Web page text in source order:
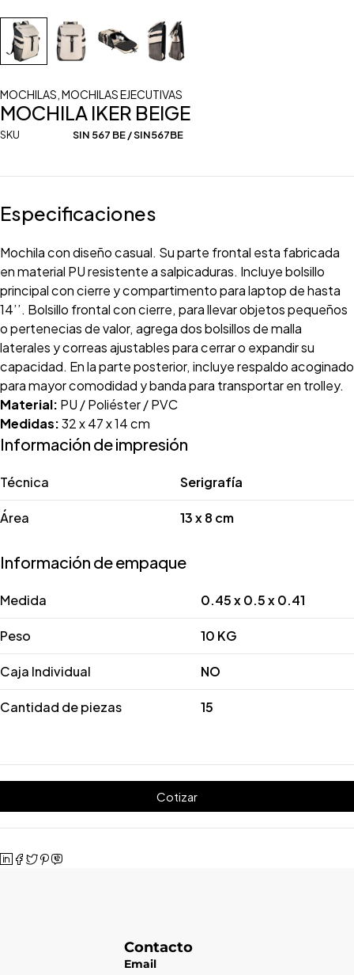
MOCHILAS MOCHILAS EJECUTIVAS
MOCHILA IKER BEIGE
SKU SIN 567 BE / SIN567BE
Especificaciones
Mochila con diseño casual. Su parte frontal esta fabricada
en material PU resistente a salpicaduras. Incluye bolsillo
principal con cierre y compartimento para laptop de hasta
14’’. Bolsillo frontal con cierre, para llevar objetos pequeños
o pertenecias de valor, agrega dos bolsillos de malla
laterales y correas ajustables para cerrar o expandir su
capacidad. En la parte posterior, incluye respaldo acoginado
para mayor comodidad y banda para transportar en trolley.
Material: PU / Poliéster / PVC
Medidas:32 x 47 x 14 cm
Información de impresión
Técnica Serigrafía
Área 13 x 8 cm
Información de empaque
Medida 0.45 x 0.5 x 0.41
Peso 10 KG
Caja Individual NO
Cantidad de piezas 15
Cotizar
Contacto
Email